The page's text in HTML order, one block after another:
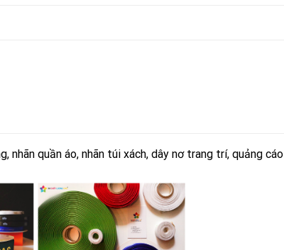
nhãn quần áo, nhãn túi xách, dây nơ trang trí, quảng cáo